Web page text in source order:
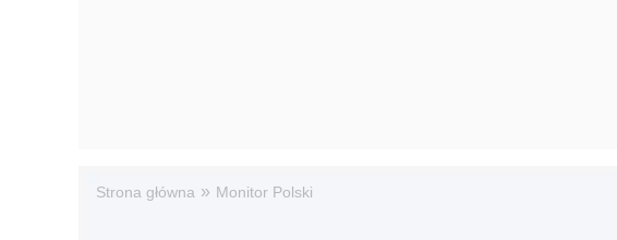
Strona główna » Monitor Polski